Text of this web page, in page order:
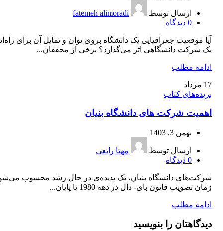
ارسال توسط
fatemeh alimoradi
0 دیدگاه
آیا موقعیت جغرافیایی یک دانشگاه بروی توان و تمایل آن برای
یک شرکت دانشگاهی اثر می‌گذارد؟ برخی از محققان...
ادامه مطلب
17 مرداد
بریده‌های کتاب
اهمیت شرکت‌ های دانشگاه بنیان
بهمن 3, 1403
ارسال توسط
مهتا رابعی
0 دیدگاه
شرکت‌های دانشگاه بنیان، یک پدیده‌ی در حال رشد محسوب
زمان تصویب قانون بای- دال در دهه 1980 تا پایان...
ادامه مطلب
دیدگاهتان را بنویسید